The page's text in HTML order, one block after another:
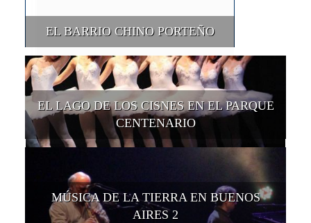
EL BARRIO CHINO PORTEÑO
EL LAGO DE LOS CISNES EN EL PARQUE
CENTENARIO
MÚSICA DE LA TIERRA EN BUENOS
AIRES 2